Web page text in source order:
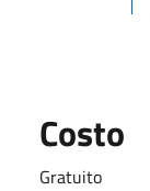
Costo
Gratuito